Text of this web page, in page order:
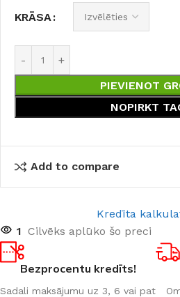
KRĀSA
PIEVIENOT
NOPIRKT
Add to compare
Kredīta
1 Cilvēks aplūko šo preci
Bezprocentu kredīts!
Sadali maksājumu uz 3, 6 vai pat